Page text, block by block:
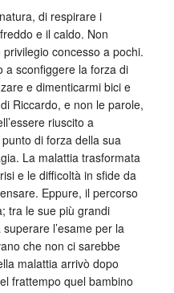
di respirare i
e il caldo. Non
concesso a pochi.
a sconfiggere la forza di
e dimenticarmi bici e
Riccardo, e non le parole,
riuscito a
di forza della sua
La malattia trasformata
e le difficoltà in sfide da
Eppure, il percorso
tra le sue più grandi
l’esame per la
che non ci sarebbe
malattia arrivò dopo
frattempo quel bambino